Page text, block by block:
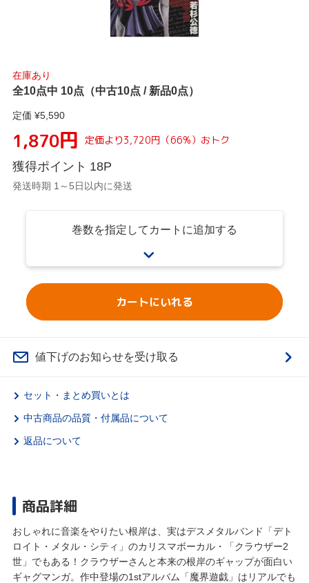
在庫あり
全10点中 10点（中古10点 / 新品0点）
定価 ¥5,590
1,870円 定価より3,720円 （66%） おトク
獲得ポイント 18P
発送時期 1～5日以内に発送
巻数を指定してカートに追加する
カートにいれる
値下げのお知らせを受け取る
セット・まとめ買いとは
中古商品の品質・付属品について
返品について
商品詳細
おしゃれに音楽をやりたい根岸は、実はデスメタルバンド「デト
ロイト・メタル・シティ」のカリスマボーカル・「クラウザー2
世」でもある！クラウザーさんと本来の根岸のギャップが面白い
ギャグマンガ。作中登場の1stアルバム「魔界遊戯」はリアルでも